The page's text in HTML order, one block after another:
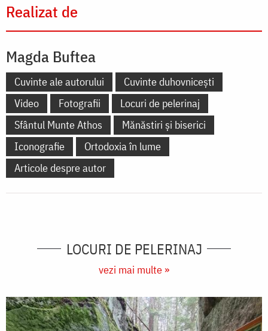
Realizat de
Magda Buftea
Cuvinte ale autorului
Cuvinte duhovnicești
Video
Fotografii
Locuri de pelerinaj
Sfântul Munte Athos
Mănăstiri și biserici
Iconografie
Ortodoxia în lume
Articole despre autor
LOCURI DE PELERINAJ
vezi mai multe »